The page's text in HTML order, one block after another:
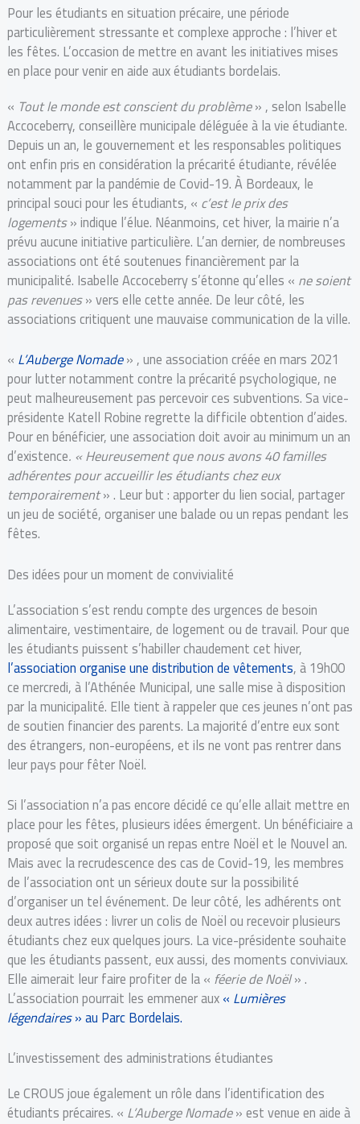
Pour les étudiants en situation précaire, une période
particulièrement stressante et complexe approche : l’hiver et
les fêtes. L’occasion de mettre en avant les initiatives mises
en place pour venir en aide aux étudiants bordelais.
« Tout le monde est conscient du problème» , selon Isabelle
Accoceberry, conseillère municipale déléguée à la vie étudiante.
Depuis un an, le gouvernement et les responsables politiques
ont enfin pris en considération la précarité étudiante, révélée
notamment par la pandémie de Covid-19. À Bordeaux, le
principal souci pour les étudiants, « c’est le prix des
logements» indique l’élue. Néanmoins, cet hiver, la mairie n’a
prévu aucune initiative particulière. L’an dernier, de nombreuses
associations ont été soutenues financièrement par la
municipalité. Isabelle Accoceberry s’étonne qu’elles « ne soient
pas revenues» vers elle cette année. De leur côté, les
associations critiquent une mauvaise communication de la ville.
« L’Auberge Nomade» , une association créée en mars 2021
pour lutter notamment contre la précarité psychologique, ne
peut malheureusement pas percevoir ces subventions. Sa vice-
présidente Katell Robine regrette la difficile obtention d’aides.
Pour en bénéficier, une association doit avoir au minimum un an
d’existence. « Heureusement que nous avons 40 familles
adhérentes pour accueillir les étudiants chez eux
temporairement» . Leur but : apporter du lien social, partager
un jeu de société, organiser une balade ou un repas pendant les
fêtes.
Des idées pour un moment de convivialité
L’association s’est rendu compte des urgences de besoin
alimentaire, vestimentaire, de logement ou de travail. Pour que
les étudiants puissent s’habiller chaudement cet hiver,
l’association organise une distribution de vêtements, à 19h00
ce mercredi, à l’Athénée Municipal, une salle mise à disposition
par la municipalité. Elle tient à rappeler que ces jeunes n’ont pas
de soutien financier des parents. La majorité d’entre eux sont
des étrangers, non-européens, et ils ne vont pas rentrer dans
leur pays pour fêter Noël.
Si l’association n’a pas encore décidé ce qu’elle allait mettre en
place pour les fêtes, plusieurs idées émergent. Un bénéficiaire a
proposé que soit organisé un repas entre Noël et le Nouvel an.
Mais avec la recrudescence des cas de Covid-19, les membres
de l’association ont un sérieux doute sur la possibilité
d’organiser un tel événement. De leur côté, les adhérents ont
deux autres idées : livrer un colis de Noël ou recevoir plusieurs
étudiants chez eux quelques jours. La vice-présidente souhaite
que les étudiants passent, eux aussi, des moments conviviaux.
Elle aimerait leur faire profiter de la « féerie de Noël» .
L’association pourrait les emmener aux« Lumières
légendaires» au Parc Bordelais.
L’investissement des administrations étudiantes
Le CROUS joue également un rôle dans l’identification des
étudiants précaires. « L’Auberge Nomade» est venue en aide à